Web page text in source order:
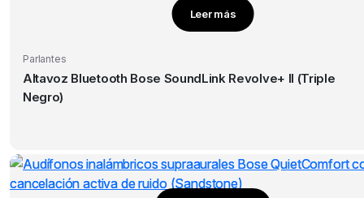
Leer más
Parlantes
Altavoz Bluetooth Bose SoundLink Revolve+ II (Triple
Negro)